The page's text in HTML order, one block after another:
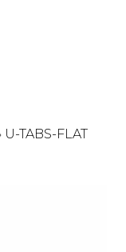
U-TABS-FLAT